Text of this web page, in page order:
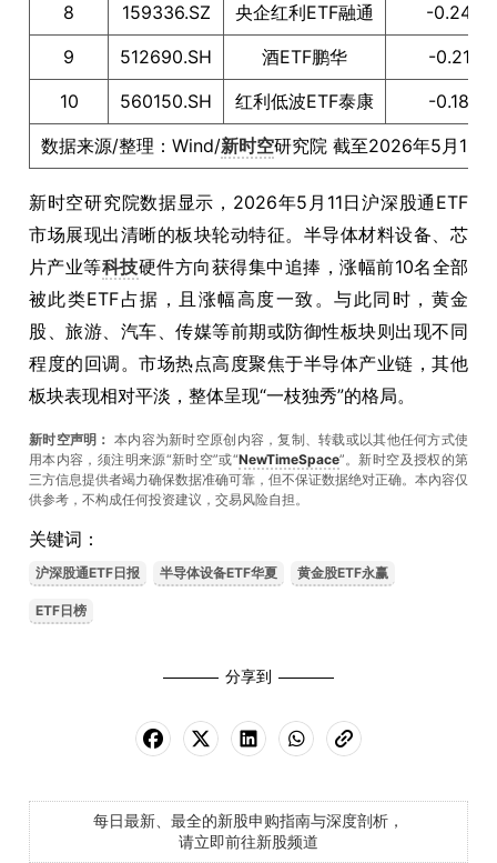
8
159336.SZ 央企红利ETF融通
-0.24
9
512690.SH 酒ETF鹏华
-0.21
10
560150.SH 红利低波ETF泰康
-0.18
数据来源/整理：Wind/新时空研究院 截至2026年5月11日
新时空研究院数据显示，2026年5月11日沪深股通ETF
市场展现出清晰的板块轮动特征。半导体材料设备、芯
片产业等科技硬件方向获得集中追捧，涨幅前10名全部
被此类ETF占据，且涨幅高度一致。与此同时，黄金
股、旅游、汽车、传媒等前期或防御性板块则出现不同
程度的回调。市场热点高度聚焦于半导体产业链，其他
板块表现相对平淡，整体呈现“一枝独秀”的格局。
新时空声明： 本内容为新时空原创内容，复制、转载或以其他任何方式使
用本内容，须注明来源“新时空”或“NewTimeSpace”。新时空及授权的第
三方信息提供者竭力确保数据准确可靠，但不保证数据绝对正确。本內容仅
供参考，不构成任何投资建议，交易风险自担。
关键词：
沪深股通ETF日报 半导体设备ETF华夏 黄金股ETF永赢
ETF日榜
分享到
每日最新、最全的新股申购指南与深度剖析，
请立即前往新股频道